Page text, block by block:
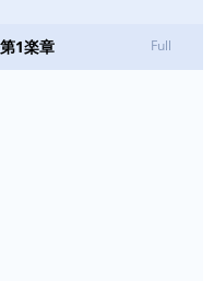
1楽章 Full